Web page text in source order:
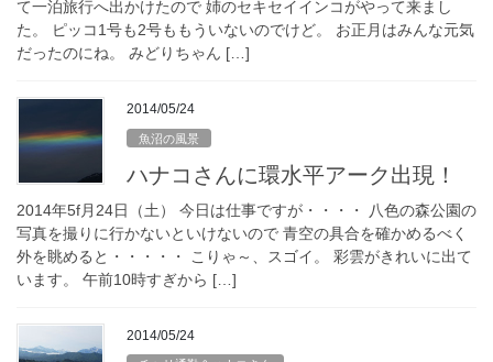
て一泊旅行へ出かけたので 姉のセキセイインコがやって来まし
た。 ピッコ1号も2号ももういないのでけど。 お正月はみんな元気
だったのにね。 みどりちゃん […]
2014/05/24
魚沼の風景
ハナコさんに環水平アーク出現！
2014年5f月24日（土） 今日は仕事ですが・・・・ 八色の森公園の
写真を撮りに行かないといけないので 青空の具合を確かめるべく
外を眺めると・・・・・ こりゃ～、スゴイ。 彩雲がきれいに出て
います。 午前10時すぎから […]
2014/05/24